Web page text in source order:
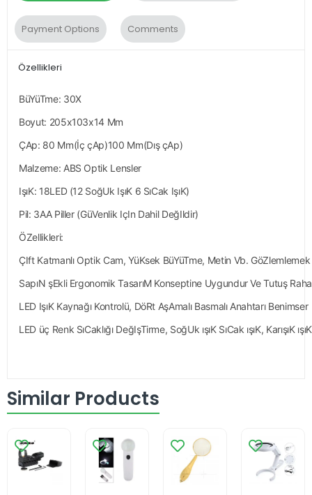
Payment Options Comments
Özellikleri
BüYüTme: 30X
Boyut: 205x103x14 Mm
ÇAp: 80 Mm(İç çAp)100 Mm(Dış çAp)
Malzeme: ABS Optik Lensler
IşıK: 18LED (12 SoğUk IşıK 6 SıCak IşıK)
Pil: 3AA Piller (GüVenlik IçIn Dahil DeğIldir)
ÖZellikleri:
ÇIft Katmanlı Optik Cam, YüKsek BüYüTme, Metin Vb.
SapıN şEkli Ergonomik TasarıM Konseptine Uygundur Ve Tutuş
LED IşıK Kaynağı Kontrolü, DöRt AşAmalı Basmalı Anahtarı Benimser
LED üç Renk SıCaklığı DeğIşTirme, SoğUk ışıK SıCak ışıK, KarışıK
Similar Products